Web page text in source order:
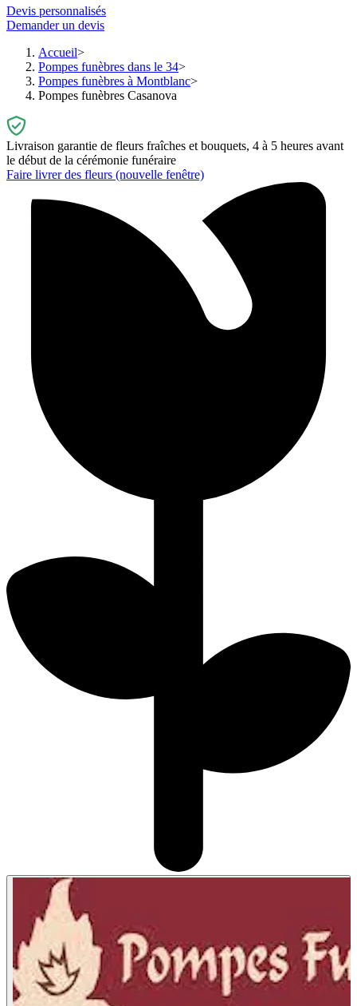
Devis personnalisés
Demander un devis
Accueil
Pompes funèbres dans le 34
Pompes funèbres à Montblanc
Pompes funèbres Casanova
Livraison garantie de fleurs fraîches et bouquets, 4 à 5 heures avant
le début de la cérémonie funéraire
Faire livrer des fleurs (nouvelle fenêtre)